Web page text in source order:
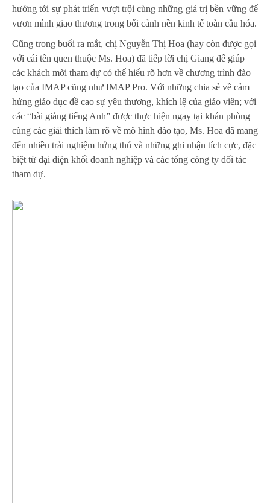
hướng tới sự phát triển vượt trội cùng những giá trị bền vững để
vươn mình giao thương trong bối cảnh nền kinh tế toàn cầu hóa.
Cũng trong buổi ra mắt, chị Nguyễn Thị Hoa (hay còn được gọi
với cái tên quen thuộc Ms. Hoa) đã tiếp lời chị Giang để giúp
các khách mời tham dự có thể hiểu rõ hơn về chương trình đào
tạo của IMAP cũng như IMAP Pro. Với những chia sẻ về cảm
hứng giáo dục đề cao sự yêu thương, khích lệ của giáo viên; với
các “bài giảng tiếng Anh” được thực hiện ngay tại khán phòng
cùng các giải thích làm rõ về mô hình đào tạo, Ms. Hoa đã mang
đến nhiều trải nghiệm hứng thú và những ghi nhận tích cực, đặc
biệt từ đại diện khối doanh nghiệp và các tổng công ty đối tác
tham dự.